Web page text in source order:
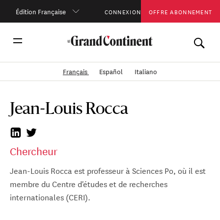
Édition Française CONNEXION OFFRE ABONNEMENT
Français Español Italiano
Jean-Louis Rocca
Chercheur
Jean-Louis Rocca est professeur à Sciences Po, où il est
membre du Centre d'études et de recherches
internationales (CERI).